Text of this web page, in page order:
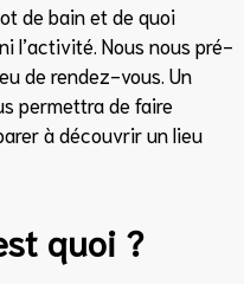
de bain et de quoi
l’activité. Nous nous pré-
de rendez-vous. Un
permettra de faire
à découvrir un lieu
quoi ?